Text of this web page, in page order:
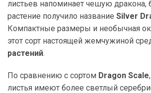
листьев напоминает чешую дракона,
растение получило название Silver
Компактные размеры и необычная
этот сорт настоящей жемчужиной
растений.
По сравнению с сортом Dragon Scale
листья имеют более светлый